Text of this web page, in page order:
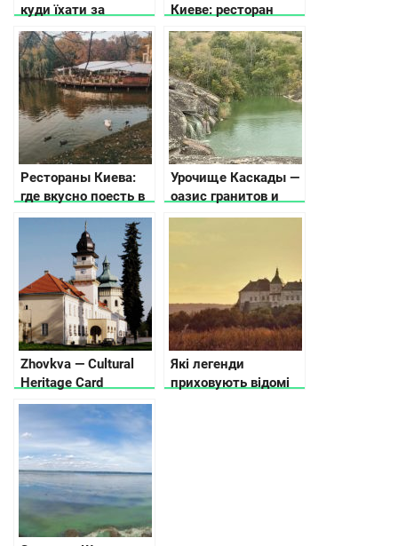
куди їхати за
релаксом
Киеве: ресторан
Podil East India
Company
Рестораны Киева:
где вкусно поесть в
столице Украины
Урочище Каскады —
оазис гранитов и
водопадов посреди
Zhovkva — Cultural
Heritage Card
Які легенди
приховують відомі